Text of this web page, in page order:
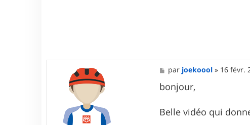
M
e
s
s
g
e
par joekoool » 16 févr.
bonjour,
Belle vidéo qui